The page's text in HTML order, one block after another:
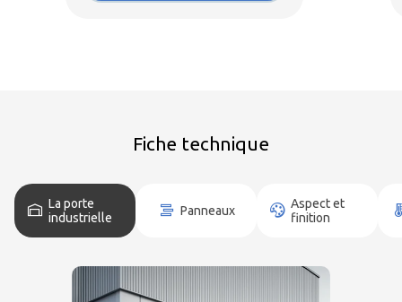
Fiche technique
La porte
industrielle
Panneaux
Aspect et
finition